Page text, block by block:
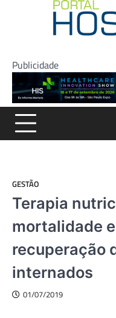
Publicidade
GESTÃO
Terapia
mortalidade
recuperação
internados
01/07/2019